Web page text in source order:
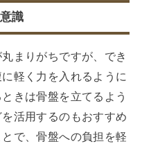
識
まりがちですが、でき
軽く力を入れるように
きは骨盤を立てるよう
活用するのもおすすめ
で、骨盤への負担を軽